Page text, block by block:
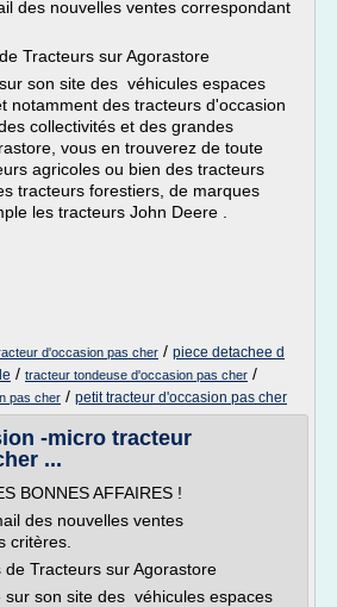
des nouvelles ventes correspondant
Tracteurs sur Agorastore
son site des véhicules espaces
notamment des tracteurs d'occasion
collectivités et des grandes
vous en trouverez de toute
agricoles ou bien des tracteurs
tracteurs forestiers, de marques
les tracteurs John Deere .
d'occasion pas cher / piece detachee d
/ tracteur tondeuse d'occasion pas cher /
pas cher / petit tracteur d'occasion pas cher
-micro tracteur
...
BONNES AFFAIRES !
des nouvelles ventes
critères.
Tracteurs sur Agorastore
sur son site des véhicules espaces